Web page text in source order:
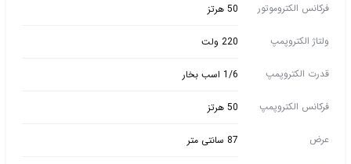
فرکانس الکتروموتور 50 هرتز
ولتاژ الکتروپمپ 220 ولت
قدرت الکتروپمپ 1/6 اسب بخار
فرکانس الکتروپمپ 50 هرتز
عرض 87 سانتی متر